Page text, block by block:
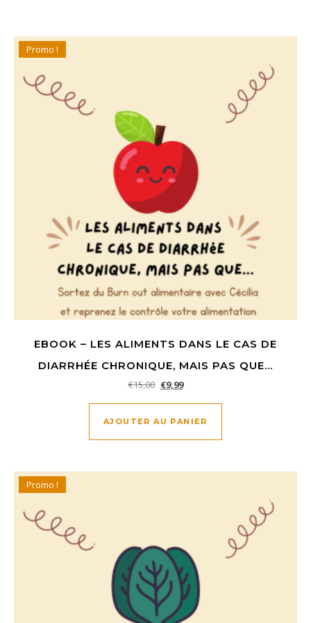
Promo !
EBOOK – LES ALIMENTS DANS LE CAS DE
DIARRHÉE CHRONIQUE, MAIS PAS QUE…
€15,00 Le prix initial était : €15,00.
€9,99Le prix actuel est : €9,99.
AJOUTER AU PANIER
Promo !